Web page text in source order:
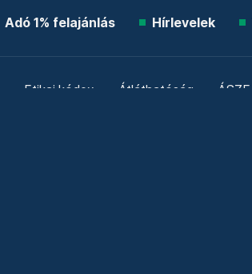
Adó 1% felajánlás Hírlevelek
Etikai kódex Átláthatóság ÁSZF